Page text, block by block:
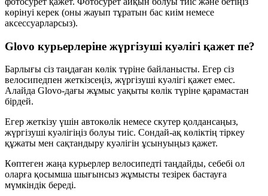
көрінуі керек (оны жауып тұратын бас киім немесе
аксессуарларсыз).
Glovo курьерлеріне жүргізуші куәлігі қажет пе?
Барлығы сіз таңдаған көлік түріне байланысты. Егер сіз
велосипедпен жеткізсеңіз, жүргізуші куәлігі қажет емес.
Алайда Glovo-дағы жұмыс уақыты көлік түріне қарамастан
бірдей.
Егер жеткізу үшін автокөлік немесе скутер қолдансаңыз,
жүргізуші куәлігіңіз болуы тиіс. Сондай-ақ көліктің тіркеу
құжаты мен сақтандыру куәлігін ұсынуыңыз қажет.
Көптеген жаңа курьерлер велосипедті таңдайды, себебі ол
оларға қосымша шығынсыз жұмысты тезірек бастауға
мүмкіндік береді.